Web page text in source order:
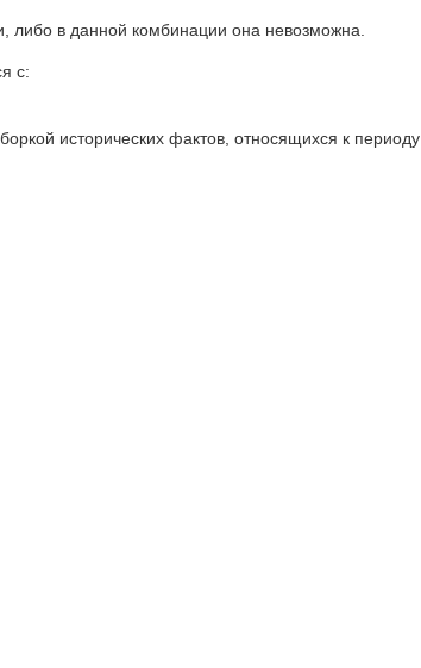
либо в данной комбинации она невозможна.
с:
исторических фактов, относящихся к периоду .